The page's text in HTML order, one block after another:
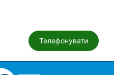
Телефонувати
Авто, мото у Вінниці